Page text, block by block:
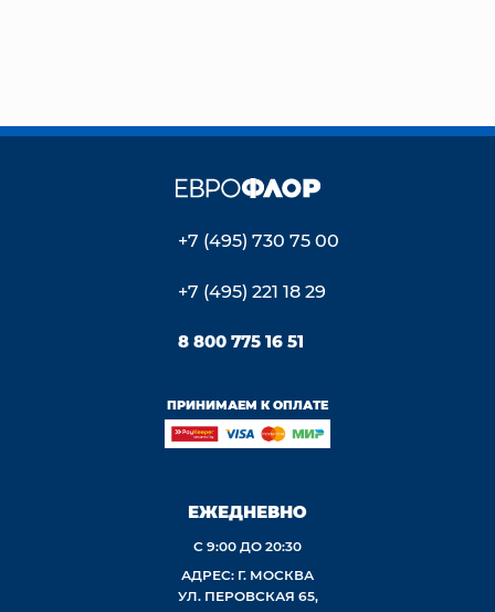
+7 (495) 730 75 00
+7 (495) 221 18 29
8 800 775 16 51
ПРИНИМАЕМ К ОПЛАТЕ
ЕЖЕДНЕВНО
С 9:00 ДО 20:30
АДРЕС: Г. МОСКВА
УЛ. ПЕРОВСКАЯ 65,